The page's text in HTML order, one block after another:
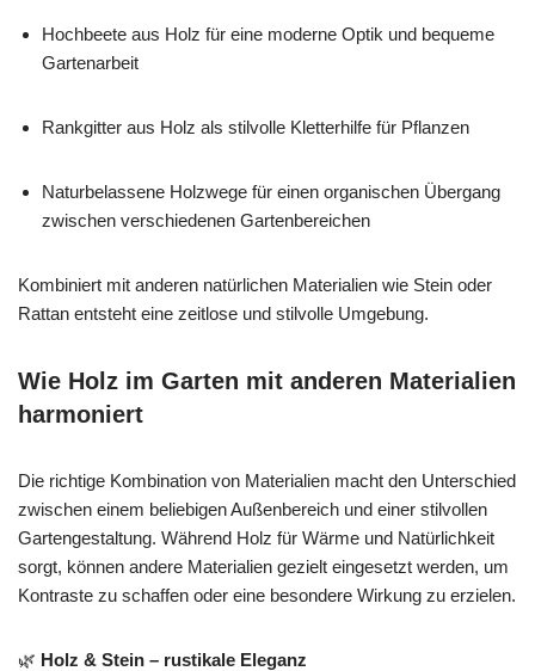
Hochbeete aus Holz für eine moderne Optik und bequeme
Gartenarbeit
Rankgitter aus Holz als stilvolle Kletterhilfe für Pflanzen
Naturbelassene Holzwege für einen organischen Übergang
zwischen verschiedenen Gartenbereichen
Kombiniert mit anderen natürlichen Materialien wie Stein oder
Rattan entsteht eine zeitlose und stilvolle Umgebung.
Wie Holz im Garten mit anderen Materialien
harmoniert
Die richtige Kombination von Materialien macht den Unterschied
zwischen einem beliebigen Außenbereich und einer stilvollen
Gartengestaltung. Während Holz für Wärme und Natürlichkeit
sorgt, können andere Materialien gezielt eingesetzt werden, um
Kontraste zu schaffen oder eine besondere Wirkung zu erzielen.
🌿 Holz & Stein – rustikale Eleganz